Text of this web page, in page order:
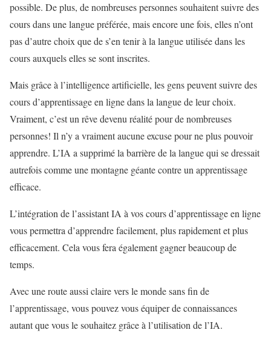
possible. De plus, de nombreuses personnes souhaitent suivre des
cours dans une langue préférée, mais encore une fois, elles n’ont
pas d’autre choix que de s’en tenir à la langue utilisée dans les
cours auxquels elles se sont inscrites.
Mais grâce à l’intelligence artificielle, les gens peuvent suivre des
cours d’apprentissage en ligne dans la langue de leur choix.
Vraiment, c’est un rêve devenu réalité pour de nombreuses
personnes! Il n’y a vraiment aucune excuse pour ne plus pouvoir
apprendre. L’IA a supprimé la barrière de la langue qui se dressait
autrefois comme une montagne géante contre un apprentissage
efficace.
L’intégration de l’assistant IA à vos cours d’apprentissage en ligne
vous permettra d’apprendre facilement, plus rapidement et plus
efficacement. Cela vous fera également gagner beaucoup de
temps.
Avec une route aussi claire vers le monde sans fin de
l’apprentissage, vous pouvez vous équiper de connaissances
autant que vous le souhaitez grâce à l’utilisation de l’IA.